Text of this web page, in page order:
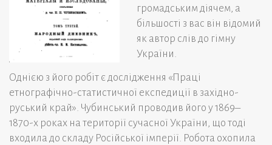
громадським діячем, а
більшості з вас він відомий
як автор слів до гімну
України.
Однією з його робіт є дослідження «Праці
етнографічно-статистичної експедиції в західно-
руський край». Чубинський проводив його у 1869–
1870-х роках на території сучасної України, що тоді
входила до складу Російської імперії. Робота охопила